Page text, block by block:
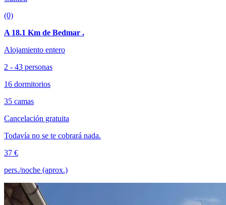
(0)
A 18.1 Km de Bedmar .
Alojamiento entero
2 - 43 personas
16 dormitorios
35 camas
Cancelación gratuita
Todavía no se te cobrará nada.
37 €
pers./noche (aprox.)